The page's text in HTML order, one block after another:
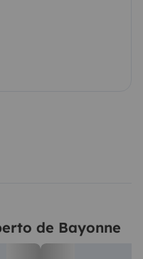
de Bayonne